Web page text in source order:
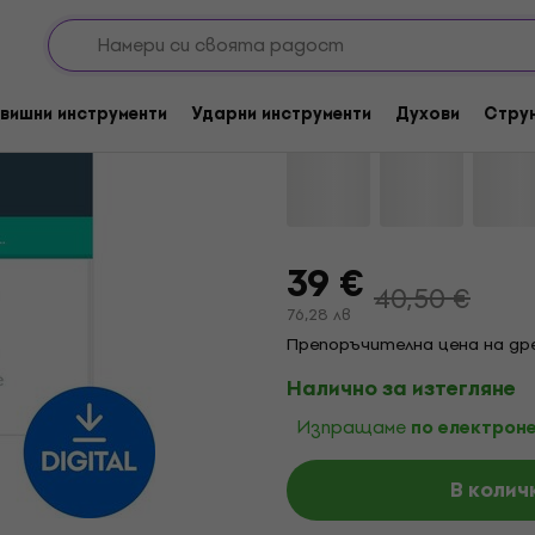
инструменти Ударни инструменти Духови
Софтуер за обучение
TrainYourEars EQ
Марка:TrainYourEars Код на
39 €
76,28 лв 40,50 €
Препоръчителна цена на
Налично за изтегляне
Изпращаме по
В